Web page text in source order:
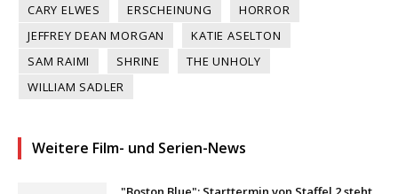
CARY ELWES ERSCHEINUNG
HORROR
JEFFREY DEAN MORGAN
KATIE ASELTON
SAM RAIMI
SHRINE
THE UNHOLY
WILLIAM SADLER
Weitere Film- und Serien-News